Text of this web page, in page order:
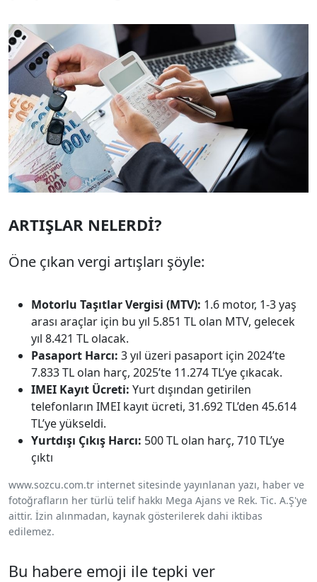
ARTIŞLAR NELERDİ?
Öne çıkan vergi artışları şöyle:
Motorlu Taşıtlar Vergisi (MTV): 1.6 motor, 1-3 yaş
arası araçlar için bu yıl 5.851 TL olan MTV, gelecek
yıl 8.421 TL olacak.
Pasaport Harcı: 3 yıl üzeri pasaport için 2024’te
7.833 TL olan harç, 2025’te 11.274 TL’ye çıkacak.
IMEI Kayıt Ücreti: Yurt dışından getirilen
telefonların IMEI kayıt ücreti, 31.692 TL’den 45.614
TL’ye yükseldi.
Yurtdışı Çıkış Harcı: 500 TL olan harç, 710 TL’ye
çıktı
www.sozcu.com.tr internet sitesinde yayınlanan yazı, haber ve
fotoğrafların her türlü telif hakkı Mega Ajans ve Rek. Tic. A.Ş'ye
aittir. İzin alınmadan, kaynak gösterilerek dahi iktibas
edilemez.
Bu habere emoji ile tepki ver